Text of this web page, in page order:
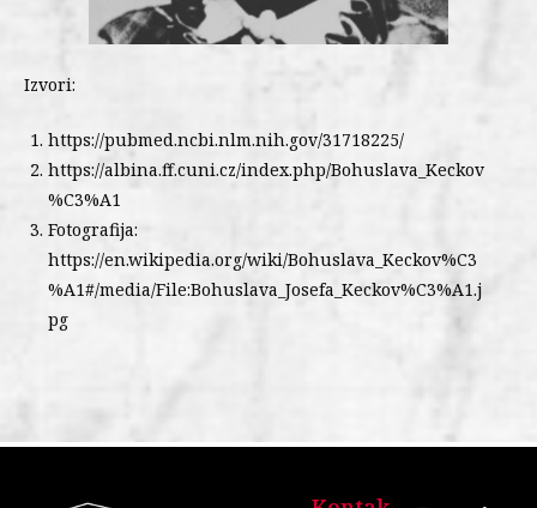
Izvori:
https://pubmed.ncbi.nlm.nih.gov/31718225/
https://albina.ff.cuni.cz/index.php/Bohuslava_Keckov
%C3%A1
Fotografija:
https://en.wikipedia.org/wiki/Bohuslava_Keckov%C3
%A1#/media/File:Bohuslava_Josefa_Keckov%C3%A1.j
pg